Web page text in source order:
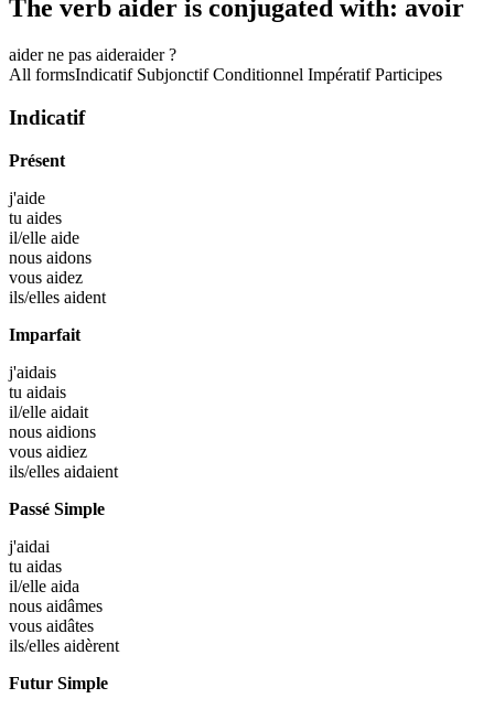
The verb aider is conjugated with: avoir
aiderne pas aideraider ?
All formsIndicatif Subjonctif Conditionnel Impératif Participes
Indicatif
Présent
j'aide
tu aides
il/elle aide
nous aidons
vous aidez
ils/elles aident
Imparfait
j'aidais
tu aidais
il/elle aidait
nous aidions
vous aidiez
ils/elles aidaient
Passé Simple
j'aidai
tu aidas
il/elle aida
nous aidâmes
vous aidâtes
ils/elles aidèrent
Futur Simple